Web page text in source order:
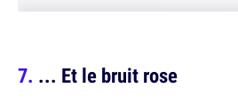
... Et le bruit rose